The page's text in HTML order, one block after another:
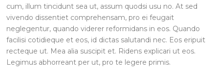
cum, illum tincidunt sea ut, assum quodsi usu no. At sed
vivendo dissentiet comprehensam, pro ei feugait
neglegentur, quando viderer reformidans in eos. Quando
facilisi cotidieque et eos, id dictas salutandi nec. Eos eripuit
recteque ut. Mea alia suscipit et. Ridens explicari ut eos.
Legimus abhorreant per ut, pro te legere primis.